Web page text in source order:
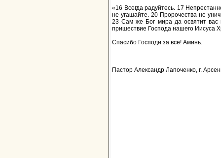
«16 Всегда радуйтесь. 17
не угашайте. 20 Пророчества не
23 Сам же Бог мира да освятит вас
пришествие Господа нашего Иисуса
Спасибо Господи за все! Аминь.
Пастор Александр Лапоченко, г.